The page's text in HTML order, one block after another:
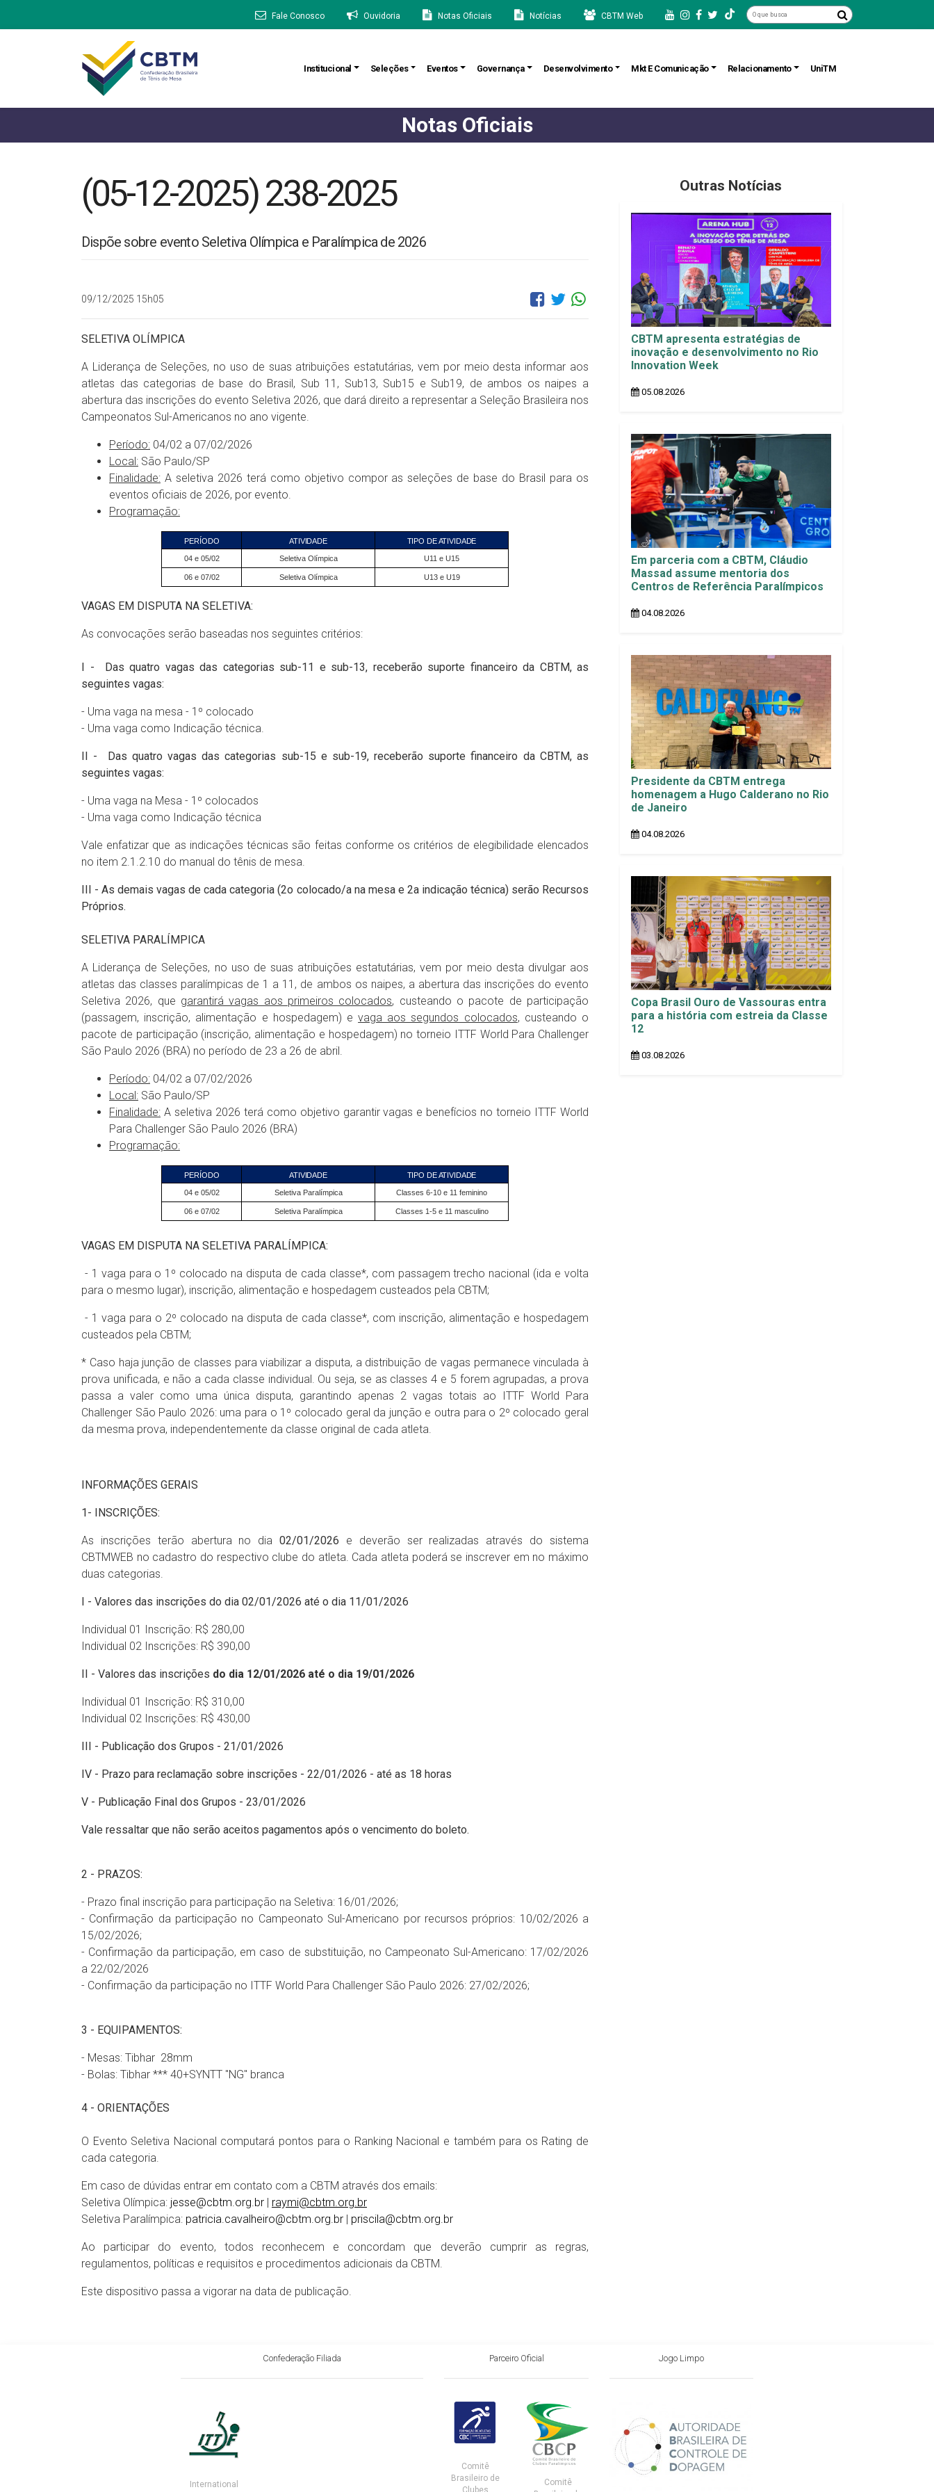
Fale Conosco Ouvidoria Notas Oficiais Notícias CBTM Web
Institucional Seleções Eventos Governança Desenvolvimento Mkt E Comunicação Relacionamento UniTM
Notas Oficiais
(05-12-2025) 238-2025
Dispõe sobre evento Seletiva Olímpica e Paralímpica de 2026
09/12/2025 15h05
SELETIVA OLÍMPICA
A Liderança de Seleções, no uso de suas atribuições estatutárias, vem por meio desta informar aos
atletas das categorias de base do Brasil, Sub 11, Sub13, Sub15 e Sub19, de ambos os naipes a
abertura das inscrições do evento Seletiva 2026, que dará direito a representar a Seleção Brasileira nos
Campeonatos Sul-Americanos no ano vigente.
Período: 04/02 a 07/02/2026
Local: São Paulo/SP
Finalidade: A seletiva 2026 terá como objetivo compor as seleções de base do Brasil para os
eventos oficiais de 2026, por evento.
Programação:
PERÍODO ATIVIDADE TIPO DE ATIVIDADE
04 e 05/02 Seletiva Olímpica U11 e U15
06 e 07/02 Seletiva Olímpica U13 e U19
VAGAS EM DISPUTA NA SELETIVA:
As convocações serão baseadas nos seguintes critérios:
I - Das quatro vagas das categorias sub-11 e sub-13, receberão suporte financeiro da CBTM, as
seguintes vagas:
- Uma vaga na mesa - 1º colocado
- Uma vaga como Indicação técnica.
II - Das quatro vagas das categorias sub-15 e sub-19, receberão suporte financeiro da CBTM, as
seguintes vagas:
- Uma vaga na Mesa - 1º colocados
- Uma vaga como Indicação técnica
Vale enfatizar que as indicações técnicas são feitas conforme os critérios de elegibilidade elencados
no item 2.1.2.10 do manual do tênis de mesa.
III - As demais vagas de cada categoria (2o colocado/a na mesa e 2a indicação técnica) serão Recursos
Próprios.
SELETIVA PARALÍMPICA
A Liderança de Seleções, no uso de suas atribuições estatutárias, vem por meio desta divulgar aos
atletas das classes paralímpicas de 1 a 11, de ambos os naipes, a abertura das inscrições do evento
Seletiva 2026, que garantirá vagas aos primeiros colocados, custeando o pacote de participação
(passagem, inscrição, alimentação e hospedagem) evaga aos segundos colocados, custeando o
pacote de participação (inscrição, alimentação e hospedagem) no torneio ITTF World Para Challenger
São Paulo 2026 (BRA) no período de 23 a 26 de abril.
Período: 04/02 a 07/02/2026
Local: São Paulo/SP
Finalidade: A seletiva 2026 terá como objetivo garantir vagas e benefícios no torneio ITTF World
Para Challenger São Paulo 2026 (BRA)
Programação:
PERÍODO ATIVIDADE TIPO DE ATIVIDADE
04 e 05/02 Seletiva Paralímpica Classes 6-10 e 11 feminino
06 e 07/02 Seletiva Paralímpica Classes 1-5 e 11 masculino
VAGAS EM DISPUTA NA SELETIVA PARALÍMPICA:
- 1 vaga para o 1º colocado na disputa de cada classe*, com passagem trecho nacional (ida e volta
para o mesmo lugar), inscrição, alimentação e hospedagem custeados pela CBTM;
- 1 vaga para o 2º colocado na disputa de cada classe*, com inscrição, alimentação e hospedagem
custeados pela CBTM;
* Caso haja junção de classes para viabilizar a disputa, a distribuição de vagas permanece vinculada à
prova unificada, e não a cada classe individual. Ou seja, se as classes 4 e 5 forem agrupadas, a prova
passa a valer como uma única disputa, garantindo apenas 2 vagas totais ao ITTF World Para
Challenger São Paulo 2026: uma para o 1º colocado geral da junção e outra para o 2º colocado geral
da mesma prova, independentemente da classe original de cada atleta.
INFORMAÇÕES GERAIS
1- INSCRIÇÕES:
As inscrições terão abertura no dia02/01/2026 e deverão ser realizadas através do sistema
CBTMWEB no cadastro do respectivo clube do atleta. Cada atleta poderá se inscrever em no máximo
duas categorias.
I - Valores das inscrições do dia 02/01/2026 até o dia 11/01/2026
Individual 01 Inscrição: R$ 280,00
Individual 02 Inscrições: R$ 390,00
II - Valores das inscrições do dia 12/01/2026 até o dia 19/01/2026
Individual 01 Inscrição: R$ 310,00
Individual 02 Inscrições: R$ 430,00
III - Publicação dos Grupos - 21/01/2026
IV - Prazo para reclamação sobre inscrições - 22/01/2026 - até as 18 horas
V - Publicação Final dos Grupos - 23/01/2026
Vale ressaltar que não serão aceitos pagamentos após o vencimento do boleto.
2 - PRAZOS:
- Prazo final inscrição para participação na Seletiva: 16/01/2026;
- Confirmação da participação no Campeonato Sul-Americano por recursos próprios: 10/02/2026 a
15/02/2026;
- Confirmação da participação, em caso de substituição, no Campeonato Sul-Americano: 17/02/2026
a 22/02/2026
- Confirmação da participação no ITTF World Para Challenger São Paulo 2026: 27/02/2026;
3 - EQUIPAMENTOS:
- Mesas: Tibhar 28mm
- Bolas: Tibhar *** 40+SYNTT "NG" branca
4 - ORIENTAÇÕES
O Evento Seletiva Nacional computará pontos para o Ranking Nacional e também para os Rating de
cada categoria.
Em caso de dúvidas entrar em contato com a CBTM através dos emails:
Seletiva Olímpica: jesse@cbtm.org.br | raymi@cbtm.org.br
Seletiva Paralímpica: patricia.cavalheiro@cbtm.org.br | priscila@cbtm.org.br
Ao participar do evento, todos reconhecem e concordam que deverão cumprir as regras,
regulamentos, políticas e requisitos e procedimentos adicionais da CBTM.
Este dispositivo passa a vigorar na data de publicação.
Outras Notícias
CBTM apresenta estratégias de
inovação e desenvolvimento no Rio
Innovation Week
05.08.2026
Em parceria com a CBTM, Cláudio
Massad assume mentoria dos
Centros de Referência Paralímpicos
04.08.2026
Presidente da CBTM entrega
homenagem a Hugo Calderano no Rio
de Janeiro
04.08.2026
Copa Brasil Ouro de Vassouras entra
para a história com estreia da Classe
12
03.08.2026
Confederação Filiada
International
Parceiro Oficial
Comitê
Brasileiro de
Clubes
Comitê
Jogo Limpo